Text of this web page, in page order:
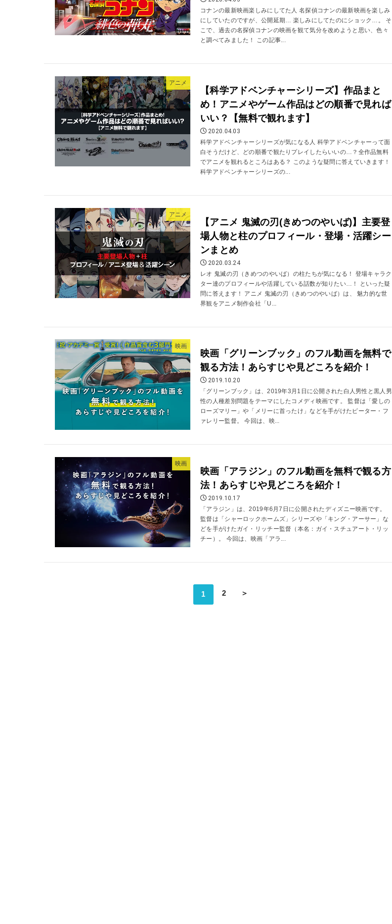
コナンの最新映画楽しみにしてた人 名探偵コナンの最新映画を楽しみ
にしていたのですが、公開延期… 楽しみにしてたのにショック…。 そ
こで、過去の名探偵コナンの映画を観て気分を改めようと思い、色々
と調べてみました！ この記事...
アニメ
【科学アドベンチャーシリーズ】作品まと
め！アニメやゲーム作品はどの順番で見れば
いい？【無料で観れます】
2020.04.03
科学アドベンチャーシリーズが気になる人 科学アドベンチャーって面
白そうだけど、どの順番で観たりプレイしたらいいの…？全作品無料
でアニメを観れるところはある？ このような疑問に答えていきます！
科学アドベンチャーシリーズの...
アニメ
【アニメ 鬼滅の刃(きめつのやいば)】主要登
場人物と柱のプロフィール・登場・活躍シー
ンまとめ
2020.03.24
レオ 鬼滅の刃（きめつのやいば）の柱たちが気になる！ 登場キャラク
ター達のプロフィールや活躍している話数が知りたい…！ といった疑
問に答えます！ アニメ 鬼滅の刃（きめつのやいば）は、 魅力的な世
界観をアニメ制作会社「U...
映画
映画「グリーンブック」のフル動画を無料で
観る方法！あらすじや見どころを紹介！
2019.10.20
「グリーンブック」は、2019年3月1日に公開された白人男性と黒人男
性の人種差別問題をテーマにしたコメディ映画です。 監督は「愛しの
ローズマリー」や「メリーに首ったけ」などを手がけたピーター・フ
ァレリー監督。 今回は、映...
映画
映画「アラジン」のフル動画を無料で観る方
法！あらすじや見どころを紹介！
2019.10.17
「アラジン」は、2019年6月7日に公開されたディズニー映画です。
監督は「シャーロックホームズ」シリーズや「キング・アーサー」な
どを手がけたガイ・リッチー監督（本名：ガイ・スチュアート・リッ
チー）。 今回は、映画「アラ...
1 2 ＞